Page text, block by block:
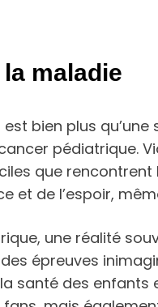
maladie
bien plus qu’une
pédiatrique.
que
et de l’espoir,
une réalité
épreuves
santé des enfants